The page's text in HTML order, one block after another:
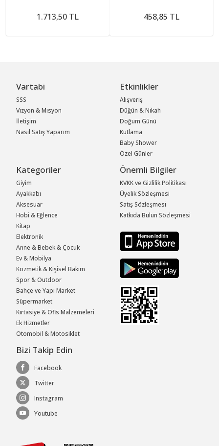
1.713,50 TL 458,85 TL
Vartabi
SSS
Vizyon & Misyon
İletişim
Nasıl Satış Yaparım
Etkinlikler
Alışveriş
Düğün & Nikah
Doğum Günü
Kutlama
Baby Shower
Özel Günler
Kategoriler
Giyim
Ayakkabı
Aksesuar
Hobi & Eğlence
Kitap
Elektronik
Anne & Bebek & Çocuk
Ev & Mobilya
Kozmetik & Kişisel Bakım
Spor & Outdoor
Bahçe ve Yapı Market
Süpermarket
Kırtasiye & Ofis Malzemeleri
Ek Hizmetler
Otomobil & Motosiklet
Önemli Bilgiler
KVKK ve Gizlilik Politikası
Üyelik Sözleşmesi
Satış Sözleşmesi
Katkıda Bulun Sözleşmesi
Bizi Takip Edin
Facebook
Twitter
Instagram
Youtube